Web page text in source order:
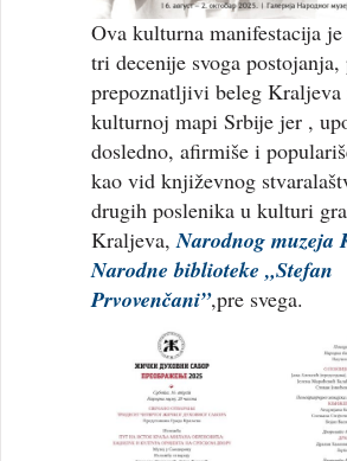
Ova kulturna manifestacija
tri decenije svoga postojanja,
prepoznatljivi beleg Kraljeva
kulturnoj mapi Srbije jer ,
dosledno, afirmiše i
kao vid književnog
drugih poslenika u kulturi
Kraljeva,Narodnog muzeja
Narodne biblioteke „Stefan
Prvovenčani”,pre svega.